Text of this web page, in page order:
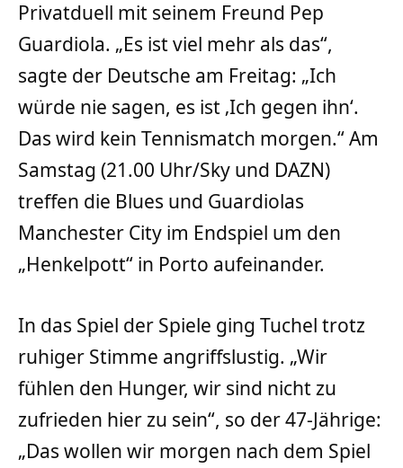
Privatduell mit seinem Freund Pep
Guardiola. „Es ist viel mehr als das“,
sagte der Deutsche am Freitag: „Ich
würde nie sagen, es ist ‚Ich gegen ihn‘.
Das wird kein Tennismatch morgen.“ Am
Samstag (21.00 Uhr/Sky und DAZN)
treffen die Blues und Guardiolas
Manchester City im Endspiel um den
„Henkelpott“ in Porto aufeinander.
In das Spiel der Spiele ging Tuchel trotz
ruhiger Stimme angriffslustig. „Wir
fühlen den Hunger, wir sind nicht zu
zufrieden hier zu sein“, so der 47-Jährige:
„Das wollen wir morgen nach dem Spiel